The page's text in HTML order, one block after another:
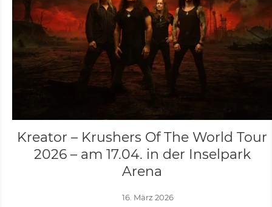
Kreator – Krushers Of The World Tour
2026 – am 17.04. in der Inselpark
Arena
16. März 2026